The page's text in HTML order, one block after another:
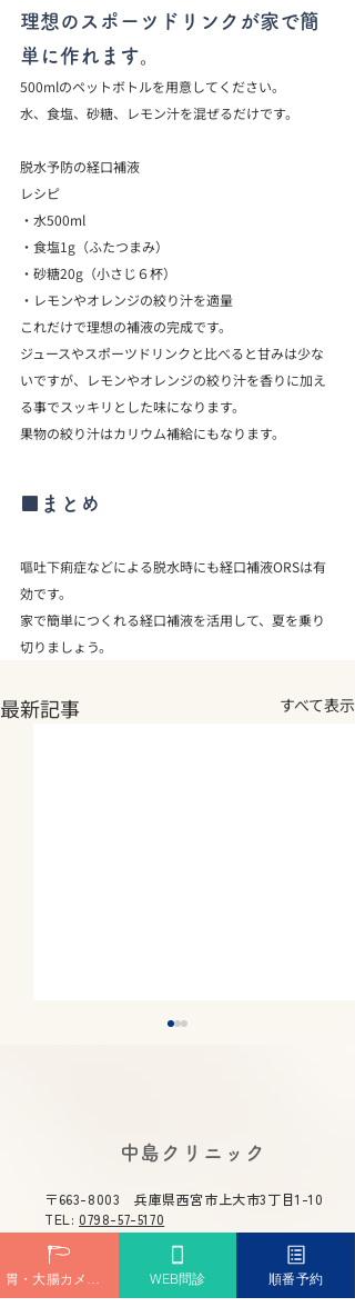
理想のスポーツドリンクが家で簡
単に作れます。
500mlのペットボトルを用意してください。
水、食塩、砂糖、レモン汁を混ぜるだけです。
脱水予防の経口補液
レシピ
・水500ml
・食塩1g（ふたつまみ）
・砂糖20g（小さじ６杯）
・レモンやオレンジの絞り汁を適量
これだけで理想の補液の完成です。
ジュースやスポーツドリンクと比べると甘みは少な
いですが、レモンやオレンジの絞り汁を香りに加え
る事でスッキリとした味になります。
果物の絞り汁はカリウム補給にもなります。
■まとめ
嘔吐下痢症などによる脱水時にも経口補液ORSは有
効です。
家で簡単につくれる経口補液を活用して、夏を乗り
切りましょう。
最新記事 すべて表示
下剤のラクな飲み方｜大
腸カメラ前に知っておき
たいコツ
​中島クリニック
〒663-8003 兵庫県西宮市上大市3丁目1-10
TEL:0798-57-5170
WEB問診 順番予約